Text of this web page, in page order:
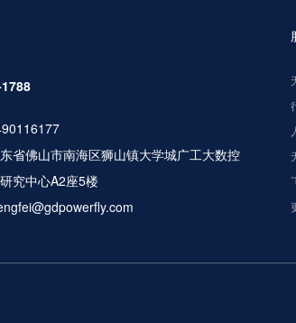
省佛山市南海区狮山镇大学城广工大数控
究中心A2座5楼